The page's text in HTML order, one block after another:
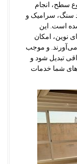
سطح، انجام
سنگ، سرامیک و
است. این
نوین، امکان
می‌آورند. و موجب
تبدیل شود و
شما خدمات